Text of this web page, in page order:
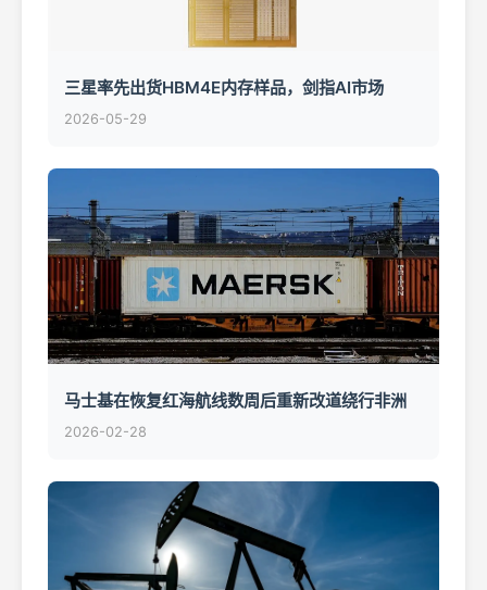
三星率先出货HBM4E内存样品，剑指AI市场
2026-05-29
马士基在恢复红海航线数周后重新改道绕行非洲
2026-02-28